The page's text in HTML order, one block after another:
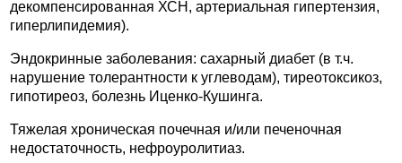
декомпенсированная ХСН, артериальная гипертензия,
гиперлипидемия).
Эндокринные заболевания: сахарный диабет (в т.ч.
нарушение толерантности к углеводам), тиреотоксикоз,
гипотиреоз, болезнь Иценко-Кушинга.
Тяжелая хроническая почечная и/или печеночная
недостаточность, нефроуролитиаз.